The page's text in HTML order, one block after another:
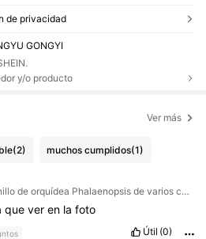
de privacidad
GONGYI
y/o producto
Ver más
(2) muchos cumplidos(1)
Color: Anillo de orquídea Phalaenopsis de varios colores con cuerda de gancho / Talla: grande
queveren lafoto
Útil (0)